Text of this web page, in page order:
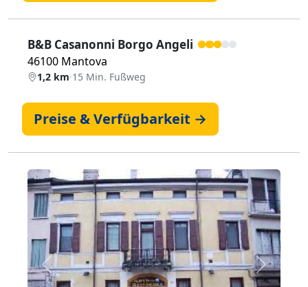
B&B Casanonni Borgo Angeli
46100 Mantova
1,2 km·15 Min. Fußweg
Preise & Verfügbarkeit →
Zurück Weiter